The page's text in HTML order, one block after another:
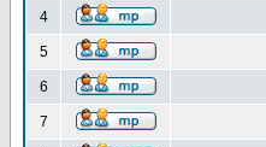
4
5
6
7